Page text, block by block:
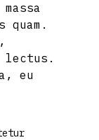
quam.
eu